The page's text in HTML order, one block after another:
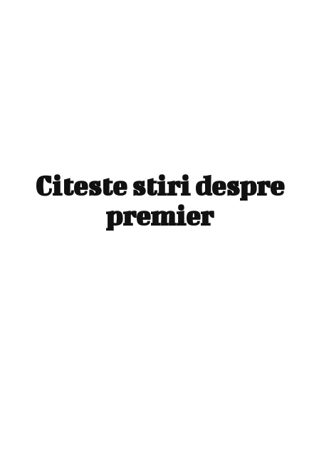
Citeste stiri despre
premier